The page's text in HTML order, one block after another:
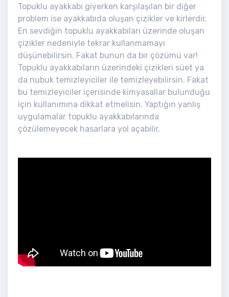
Topuklu ayakkabı giyerken karşılaşılan bir diğer
problem ise ayakkabıda oluşan çizikler ve kirlerdir.
En sevdiğin topuklu ayakkabıları üzerinde oluşan
çizikler nedeniyle tekrar kullanmamayı
düşünebilirsin. Fakat bunun da bir çözümü var!
Topuklu ayakkabıların üzerindeki çizikleri süet ya
da nubuk temizleyiciler ile temizleyebilirsin. Fakat
bu temizleyiciler içerisinde kimyasallar bulunduğu
için kullanımına dikkat etmelisin. Yaptığın yanlış
uygulamalar topuklu ayakkabılarında
çözülemeyecek hasarlara yol açabilir.